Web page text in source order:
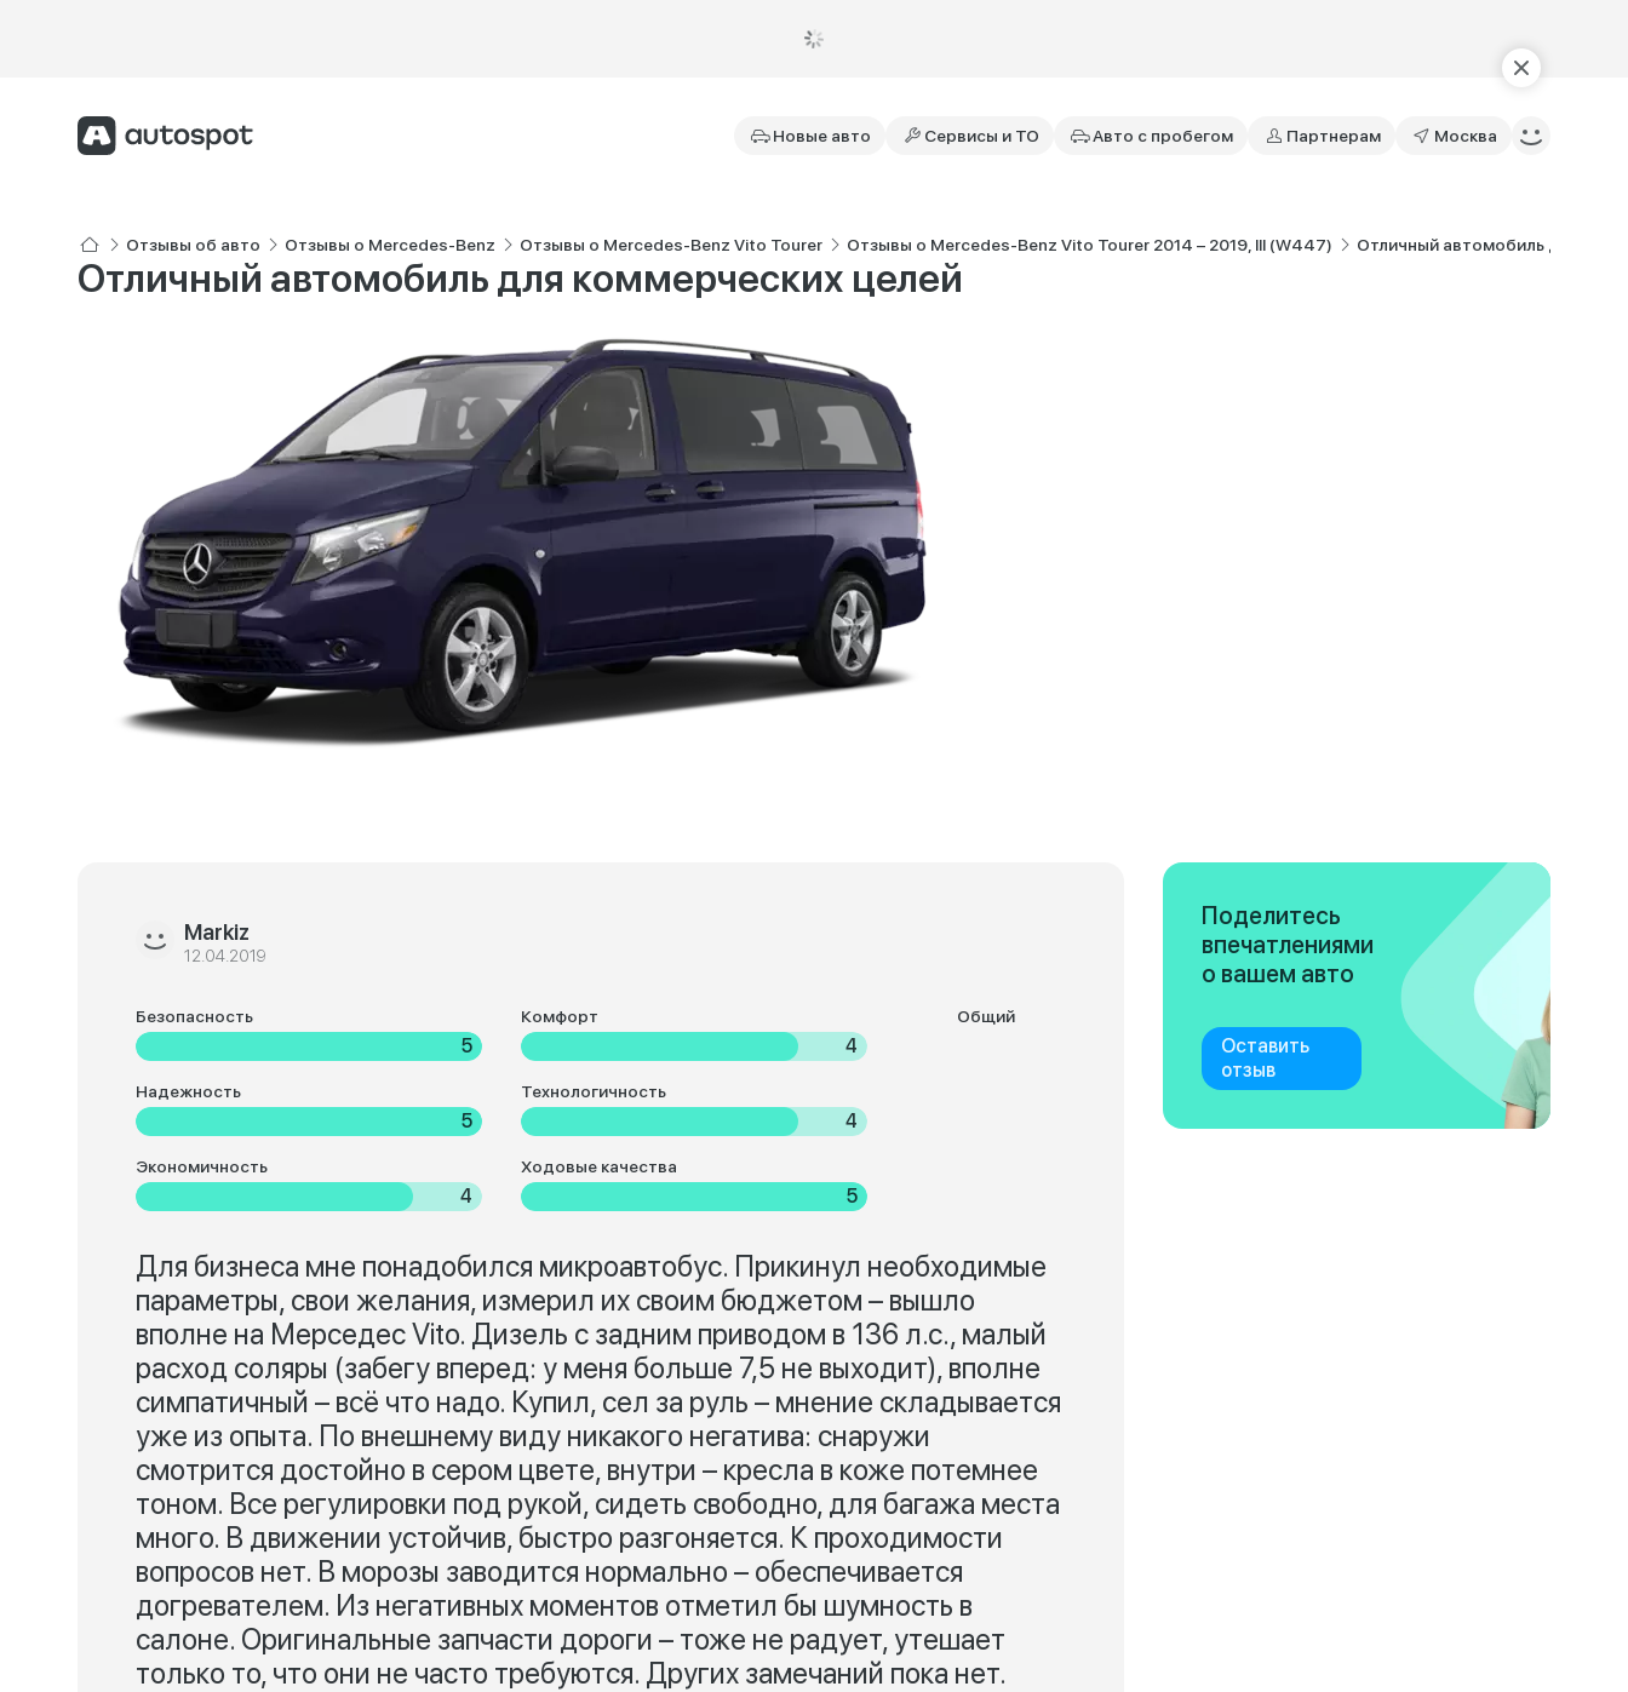
Новые авто Сервисы и ТО Авто с пробегом Партнерам Москва
Отзывы об авто Отзывы о Mercedes-Benz Отзывы о Mercedes-Benz Vito Tourer Отзывы о Mercedes-Benz Vito Tourer 2014 – 2019, III (W447) Отличный автомобиль для
Отличный автомобиль для коммерческих целей
Markiz
12.04.2019
Безопасность
5
Комфорт
4
Надежность
5
Технологичность
4
Экономичность
4
Ходовые качества
5
Общий
Для бизнеса мне понадобился микроавтобус. Прикинул необходимые
параметры, свои желания, измерил их своим бюджетом – вышло
вполне на Мерседес Vito. Дизель с задним приводом в 136 л.с., малый
расход соляры (забегу вперед: у меня больше 7,5 не выходит), вполне
симпатичный – всё что надо. Купил, сел за руль – мнение складывается
уже из опыта. По внешнему виду никакого негатива: снаружи
смотрится достойно в сером цвете, внутри – кресла в коже потемнее
тоном. Все регулировки под рукой, сидеть свободно, для багажа места
много. В движении устойчив, быстро разгоняется. К проходимости
вопросов нет. В морозы заводится нормально – обеспечивается
догревателем. Из негативных моментов отметил бы шумность в
салоне. Оригинальные запчасти дороги – тоже не радует, утешает
только то, что они не часто требуются. Других замечаний пока нет.
Поделитесь
впечатлениями
о вашем авто
Оставить
отзыв